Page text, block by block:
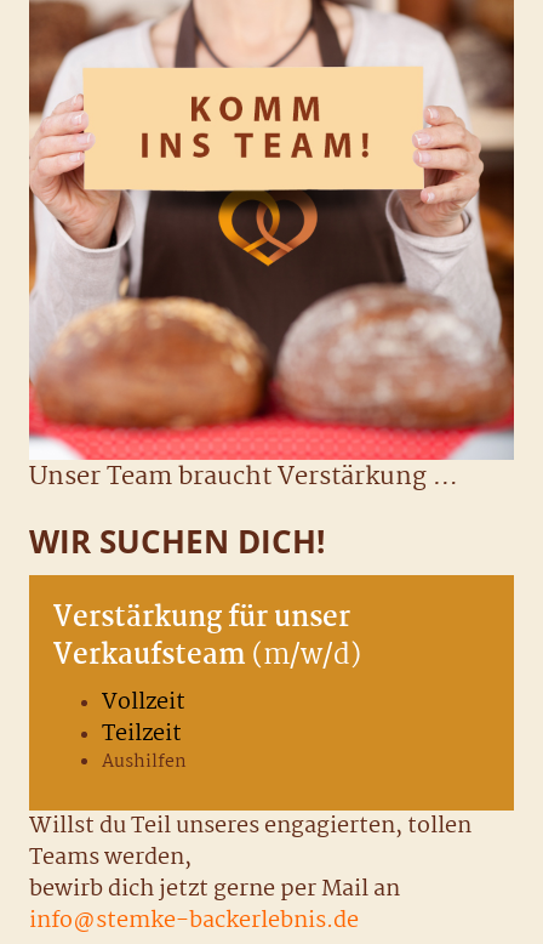
Unser Team braucht Verstärkung …
WIR SUCHEN DICH!
Verstärkung für unser
Verkaufsteam(m/w/d)
Vollzeit
Teilzeit
Aushilfen
Willst du Teil unseres engagierten, tollen
Teams werden,
bewirb dich jetzt gerne per Mail an
info@stemke-backerlebnis.de